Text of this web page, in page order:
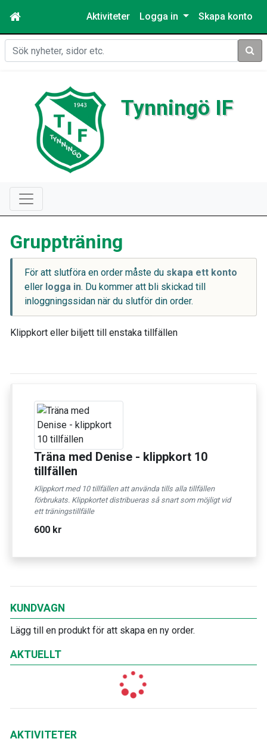
Aktiviteter Logga in Skapa konto
Sök
Tynningö IF
KUNDVAGN
Lägg till en produkt för att skapa en ny order.
Gruppträning
För att slutföra en order måste du skapa ett konto
eller logga in. Du kommer att bli skickad till
inloggningssidan när du slutför din order.
Klippkort eller biljett till enstaka tillfällen
Träna med Denise - klippkort 10
tillfällen
Klippkort med 10 tillfällen att använda tills alla tillfällen
förbrukats. Klippkortet distribueras så snart som möjligt vid
ett träningstillfälle
600 kr
AKTUELLT
AKTIVITETER